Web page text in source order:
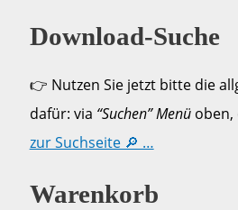
Download-Suche
👉 Nutzen Sie jetzt bitte die
dafür: via “Suchen” Menüoben,
zur Suchseite 🔎 …
Warenkorb